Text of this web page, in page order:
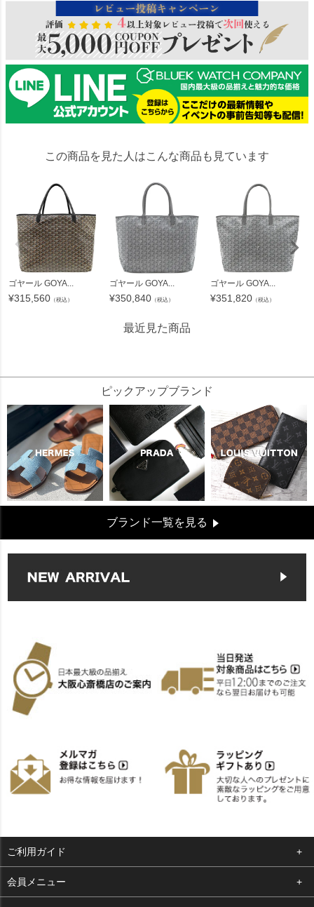
この商品を見た人はこんな商品も見ています
ゴヤール GOYA...
¥315,560 （税込）
ゴヤール GOYA...
¥350,840 （税込）
ゴヤール GOYA...
¥351,820 （税込）
最近見た商品
ピックアップブランド
ブランド一覧を見る
ご利用ガイド
よくある質問
会員メニュー